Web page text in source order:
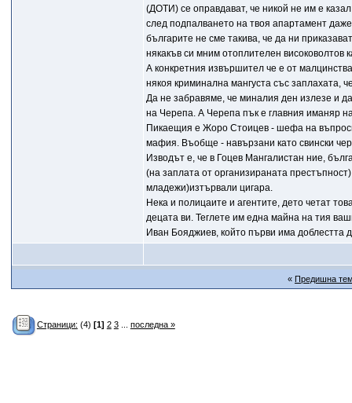
(ДОТИ) се оправдават, че никой не им е
след подпалването на твоя апартамент
българите не сме такива, че да ни
някакъв си мним отоплителен
А конкретния извършител че е от
някоя криминална мангуста със заплахата,
Да не забравяме, че миналия ден излезе и
на Черепа. А Черепа пък е главния иманяр
Пикаещия е Жоро Стоицев - шефа на
мафия. Въобще - навързани като свински
Изводът е, че в Гоцев Мангалистан ние,
(на заплата от организираната
младежи)изтървали цигара.
Нека и полицаите и агентите, дето четат
децата ви. Теглете им една майна на тия
Иван Бояджиев, който първи има доблестта
« Предишна
Страници: (4) [1] 2 3... последна »